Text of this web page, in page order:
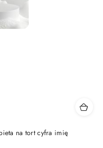
na tort cyfra imię